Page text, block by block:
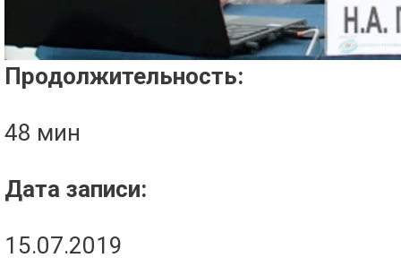
Продолжительность:
48 мин
Дата записи:
15.07.2019